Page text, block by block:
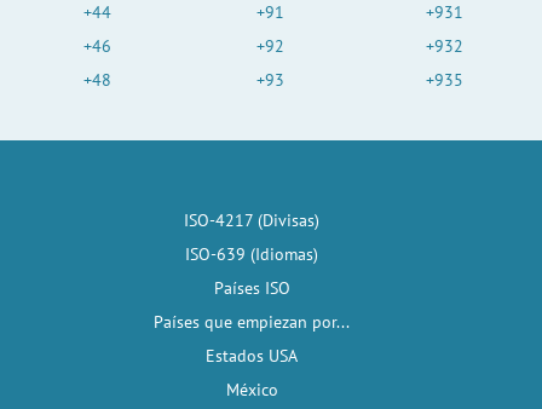
+44
+46
+48
+91
+92
+93
+931
+932
+935
ISO-4217 (Divisas)
ISO-639 (Idiomas)
Países ISO
Países que empiezan por...
Estados USA
México